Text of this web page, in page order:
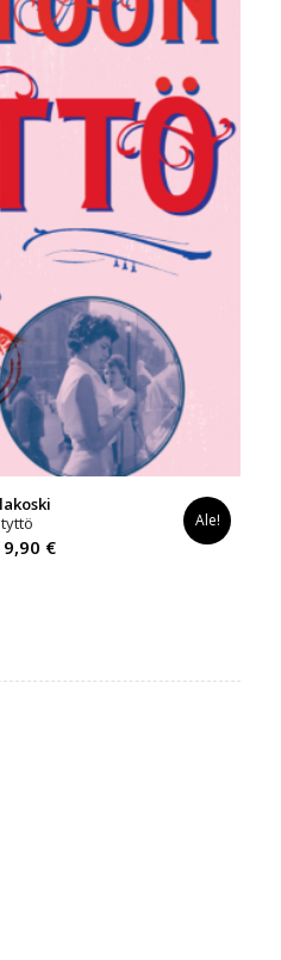
9,90 €Nykyinen
Ale!